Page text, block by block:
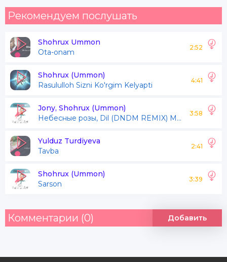
Eng oxirgi uyimiz
Qachon sevgidan emas
Oxiratni o'ylab kuyamiz
Faqat sevgini kuy qildik
Lek bu sevgi kuy emas
Haqiqatni yashiramiz
Lek ko'zlarni o'yamiz
Tinmay olishni bildik
Qachon joyiga qo'yamiz
Aytinglarchi odamlar
Рекомендуем послушать
Shohrux Ummon
Ota-onam
2:52
Shohrux (Ummon)
Rasululloh Sizni Ko'rgim Kelyapti
4:41
Jony, Shohrux (Ummon)
Hебесные розы, Dil (DNDM REMIX) Mashup
3:58
Yulduz Turdiyeva
Tavba
2:41
Shohrux (Ummon)
Sarson
3:39
Комментарии (0) Добавить